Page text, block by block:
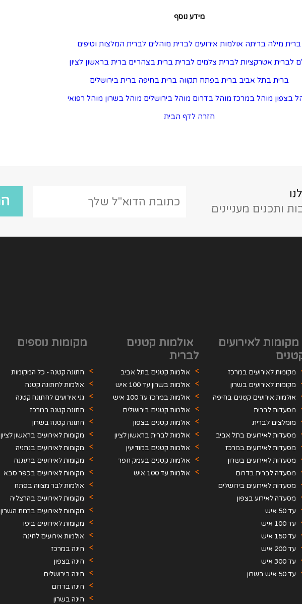
מידע נוסף
ברית מילה בריתה אולמות אירועים לברית מוהלים לברית המלצות וטיפים
לברית אטרקציות לברית צלמים לברית ברית בצהריים ברית בראשון לציון
ברית בתל אביב ברית בפתח תקווה ברית בחיפה ברית בירושלים
בצפון מוהל במרכז מוהל בדרום מוהל בירושלים מוהל בשרון מוהל רפואי
חזרה לדף הבית
ותכנים מעניינים
מקומות לאירועים
מקומות לאירועים במרכז
מקומות לאירועים בשרון
אולמות אירועים קטנים בחיפה
והצפון
מסעדות לברית
מומלצים לברית
מסעדות לאירועים בתל אביב
מסעדות לאירועים במרכז
מסעדות לאירועים בשרון
מסעדה לברית בדרום
מסעדות לאירועים בירושלים
מסעדה לאירוע בצפון
עד 50 איש
עד 100 איש
עד 150 איש
עד 200 איש
עד 300 איש
עד 50 איש בשרון
אולמות קטנים
לברית
אולמות קטנים בתל אביב
אולמות בשרון עד 100 איש
אולמות במרכז עד 100 איש
אולמות קטנים בירושלים
אולמות קטנים בצפון
אולמות לברית בראשון לציון
אולמות קטנים במודיעין
אולמות קטנים בעמק חפר
אולמות עד 100 איש
מקומות נוספים
חתונה קטנה - כל המקומות
אולמות לחתונה קטנה
גני אירועים לחתונה קטנה
חתונה קטנה במרכז
חתונה קטנה בשרון
מקומות לאירועים בראשון לציון
מקומות לאירועים בנתניה
מקומות לאירועים ברעננה
מקומות לאירועים בכפר סבא
אולמות לבר מצווה בפתח
תקווה
מקומות לאירועים בהרצליה
מקומות לאירועים ברמת השרון
מקומות לאירועים ביפו
אולמות אירועים לחינה
חינה במרכז
חינה בצפון
חינה בירושלים
חינה בדרום
חינה בשרון